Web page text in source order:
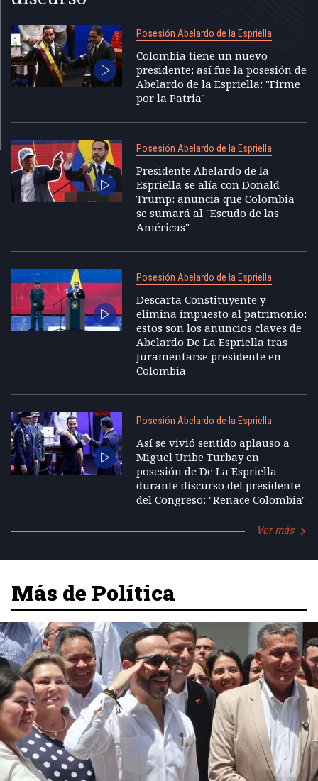
Posesión Abelardo de la Espriella
Colombia tiene un nuevo
presidente; así fue la posesión de
Abelardo de la Espriella: "Firme
por la Patria"
Posesión Abelardo de la Espriella
Presidente Abelardo de la
Espriella se alía con Donald
Trump: anuncia que Colombia
se sumará al "Escudo de las
Américas"
Posesión Abelardo de la Espriella
Descarta Constituyente y
elimina impuesto al patrimonio:
estos son los anuncios claves de
Abelardo De La Espriella tras
juramentarse presidente en
Colombia
Posesión Abelardo de la Espriella
Así se vivió sentido aplauso a
Miguel Uribe Turbay en
posesión de De La Espriella
durante discurso del presidente
del Congreso: "Renace Colombia"
Ver más
Más de Política